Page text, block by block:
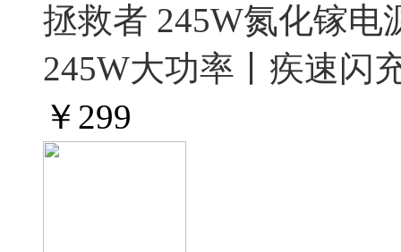
拯救者 245W氮化镓电
245W大功率丨疾速闪
￥ 299